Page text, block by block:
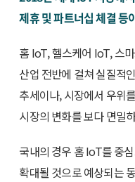
제휴 및 파트너십 체결 등
홈 IoT, 헬스케어 IoT, 스
산업 전반에 걸쳐 실질적
추세이나, 시장에서 우위
시장의 변화를 보다 면밀
국내의 경우 홈 IoT를 중
확대될 것으로 예상되는